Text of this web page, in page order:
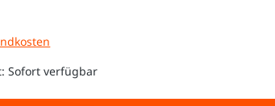
Sofort verfügbar